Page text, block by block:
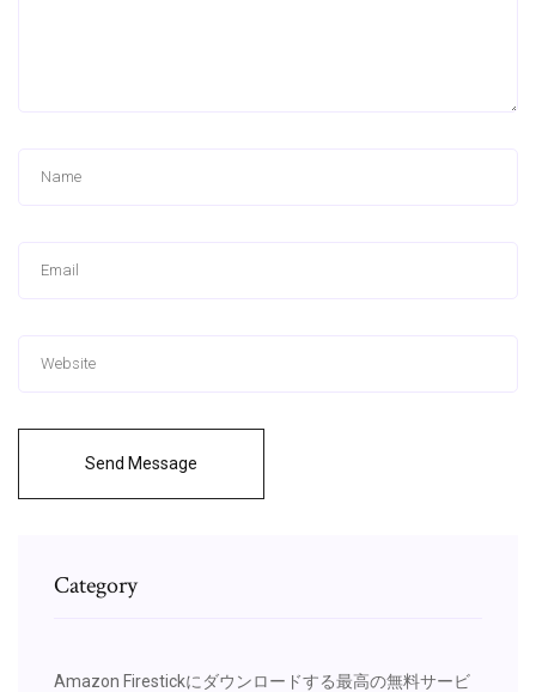
Send Message
Category
Amazon Firestickにダウンロードする最高の無料サービ